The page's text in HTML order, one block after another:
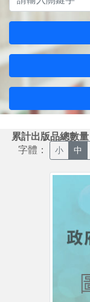
累計出版品總數
字體： 小 中